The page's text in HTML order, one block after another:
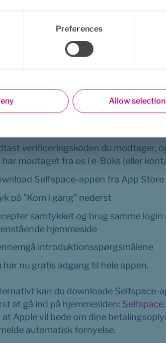
Preferences
Allow selection
og selvhjælp, som kan gavne endnu
kommer du i gang med
ind på denne hjemmeside: Selfspace
verificeringskoden du modtager,
har modtaget fra os i e-Boks (eller
Selfspace-appen fra App Store
på "Kom i gang" nederst
samtykket og brug samme
hjemmeside
introduktionsspørgsmålene
har nu gratis adgang til hele appen.
kan du downloade Selfspace-
at gå ind på hjemmesiden: Selfspace
at Apple vil bede om dine
automatisk fornyelse.